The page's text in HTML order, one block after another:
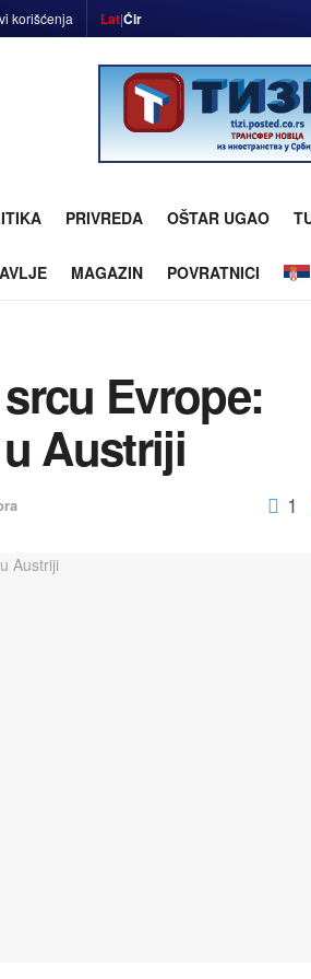
korišćenja Lat|Ćir
PRIVREDA OŠTAR UGAO
MAGAZIN POVRATNICI
Evrope:
Austriji
1